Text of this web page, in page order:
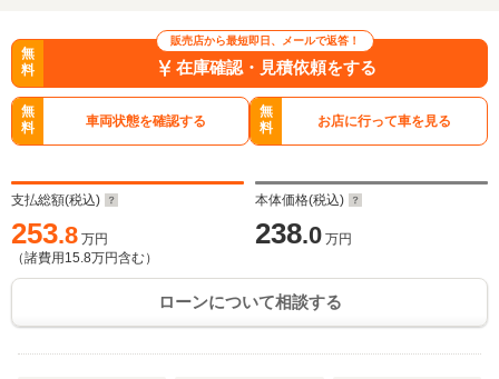
販売店から最短即日、メールで返答！
無
料
在庫確認・見積依頼をする
無
料
車両状態を確認する
無
料
お店に行って車を見る
支払総額(税込)
253.8 万円
（諸費用 15.8万円含む）
本体価格(税込)
238.0 万円
ローンについて相談する